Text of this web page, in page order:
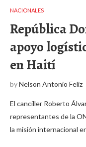
NACIONALES
República
apoyo
en Haití
byNelson Antonio Feliz
El canciller Roberto
representantes de la
la misión internacional